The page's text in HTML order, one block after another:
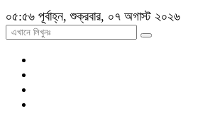
০৫:৫৬ পূর্বাহ্ন, শুক্রবার, ০৭ অগাস্ট ২০২৬